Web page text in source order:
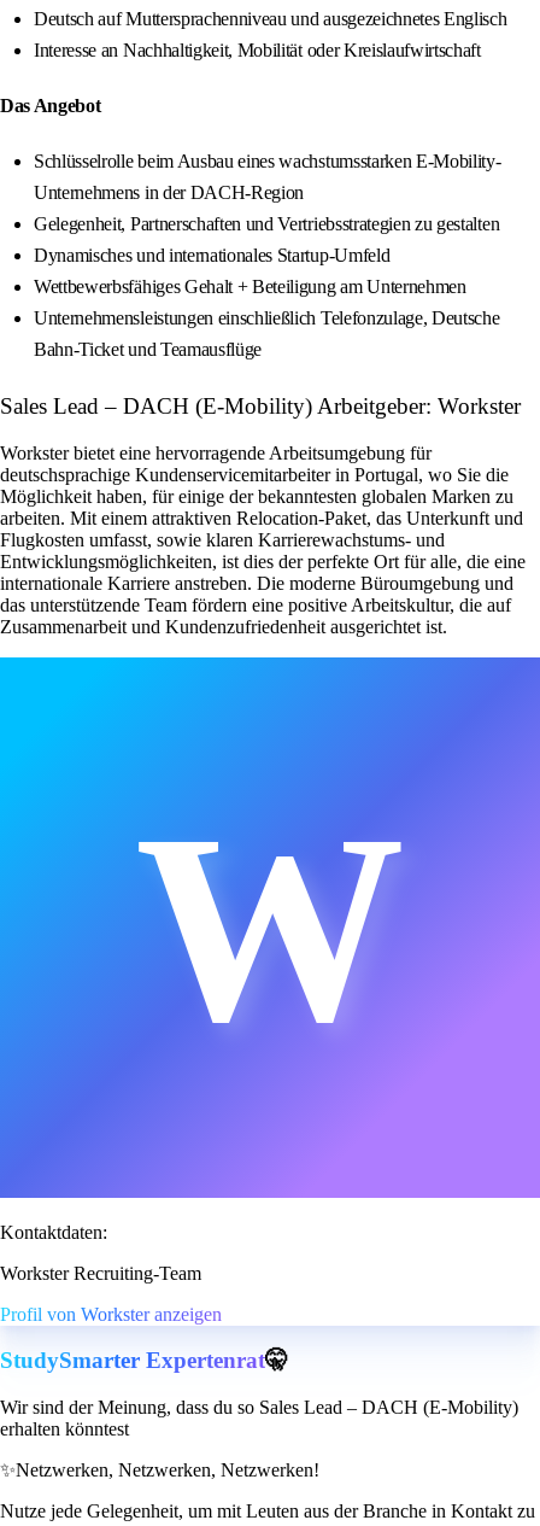
Deutsch auf Muttersprachenniveau und ausgezeichnetes Englisch
Interesse an Nachhaltigkeit, Mobilität oder Kreislaufwirtschaft
Das Angebot
Schlüsselrolle beim Ausbau eines wachstumsstarken E-Mobility-
Unternehmens in der DACH-Region
Gelegenheit, Partnerschaften und Vertriebsstrategien zu gestalten
Dynamisches und internationales Startup-Umfeld
Wettbewerbsfähiges Gehalt + Beteiligung am Unternehmen
Unternehmensleistungen einschließlich Telefonzulage, Deutsche
Bahn-Ticket und Teamausflüge
Sales Lead – DACH (E-Mobility) Arbeitgeber: Workster
Workster bietet eine hervorragende Arbeitsumgebung für
deutschsprachige Kundenservicemitarbeiter in Portugal, wo Sie die
Möglichkeit haben, für einige der bekanntesten globalen Marken zu
arbeiten. Mit einem attraktiven Relocation-Paket, das Unterkunft und
Flugkosten umfasst, sowie klaren Karrierewachstums- und
Entwicklungsmöglichkeiten, ist dies der perfekte Ort für alle, die eine
internationale Karriere anstreben. Die moderne Büroumgebung und
das unterstützende Team fördern eine positive Arbeitskultur, die auf
Zusammenarbeit und Kundenzufriedenheit ausgerichtet ist.
W
Kontaktdaten:
Workster Recruiting-Team
Profil von Workster anzeigen
StudySmarter Expertenrat🤫
Wir sind der Meinung, dass du so Sales Lead – DACH (E-Mobility)
erhalten könntest
✨Netzwerken, Netzwerken, Netzwerken!
Nutze jede Gelegenheit, um mit Leuten aus der Branche in Kontakt zu